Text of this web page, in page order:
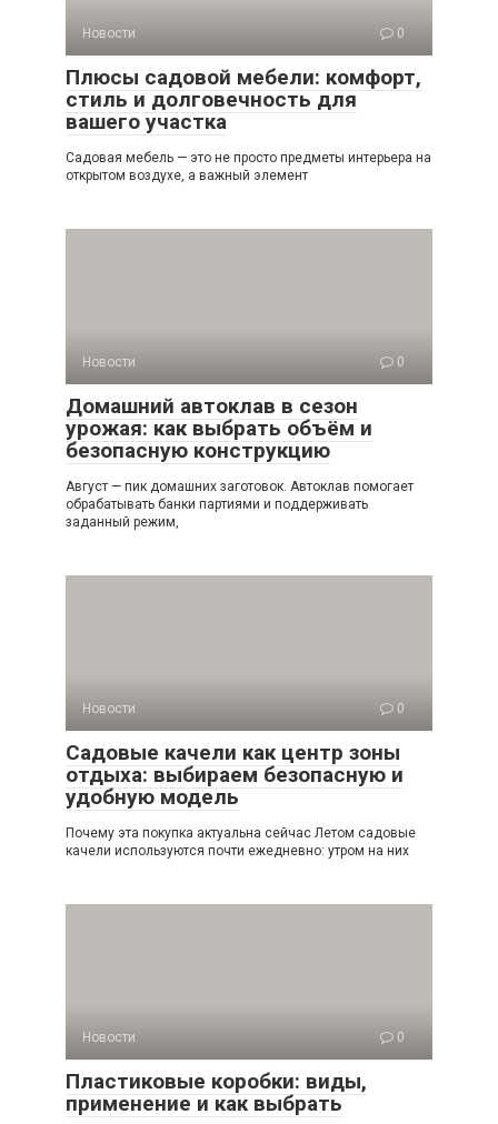
Новости 0
Плюсы садовой мебели: комфорт,
стиль и долговечность для
вашего участка
Садовая мебель — это не просто предметы интерьера на
открытом воздухе, а важный элемент
Новости 0
Домашний автоклав в сезон
урожая: как выбрать объём и
безопасную конструкцию
Август — пик домашних заготовок. Автоклав помогает
обрабатывать банки партиями и поддерживать
заданный режим,
Новости 0
Садовые качели как центр зоны
отдыха: выбираем безопасную и
удобную модель
Почему эта покупка актуальна сейчас Летом садовые
качели используются почти ежедневно: утром на них
Новости 0
Пластиковые коробки: виды,
применение и как выбрать